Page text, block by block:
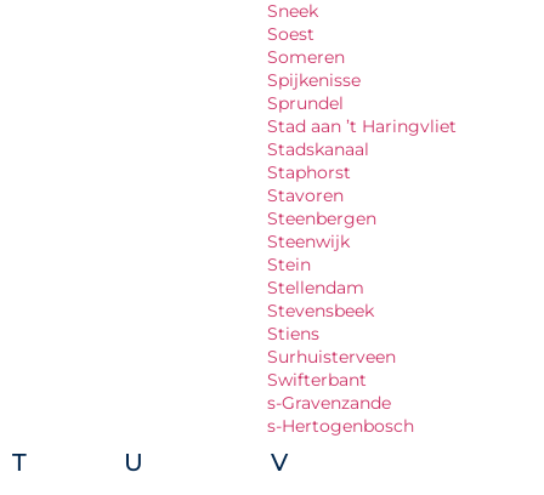
Sneek
Soest
Someren
Spijkenisse
Sprundel
Stad aan ’t Haringvliet
Stadskanaal
Staphorst
Stavoren
Steenbergen
Steenwijk
Stein
Stellendam
Stevensbeek
Stiens
Surhuisterveen
Swifterbant
s-Gravenzande
s-Hertogenbosch
T U V